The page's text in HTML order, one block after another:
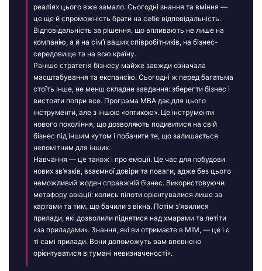
реаліях цього вже замало. Сьогодні знання та вміння —
це ще й спроможність брати на себе відповідальність.
Відповідальність за рішення, що впливають не лише на
компанію, а й на сім’ї ваших співробітників, на бізнес-
середовище та на всю країну.
Раніше стратегія бізнесу майже завжди означала
масштабування та експансію. Сьогодні ж перед багатьма
стоїть інше, не менш складне завдання: зберегти бізнес і
вистояти попри все. Програма МВА дає для цього
інструменти, але з іншою «оптикою». Це інструменти
нового покоління, що дозволяють подивитися на свій
бізнес під іншим кутом і побачити те, що залишається
непомітним для інших.
Навчання — це також і про емоції. Це час для побудови
нових зв’язків, взаємної довіри та поваги, адже без цього
неможливий жоден справжній бізнес. Використовуючи
метафору авіації: колись пілоти орієнтувалися лише за
картами та тим, що бачили з вікна. Потім з’явилися
прилади, які дозволили піднятися над хмарами та летіти
«за приладами». Знання, які ви отримаєте в МІМ, — це і є
ті самі прилади. Вони допоможуть вам впевнено
орієнтуватися в тумані невизначеності».